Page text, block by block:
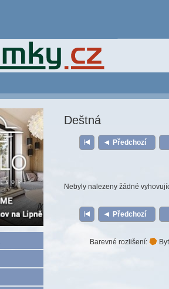
Deštná
Předchozí
Nebyly nalezeny žádné
Předchozí
Barevné rozlišení: